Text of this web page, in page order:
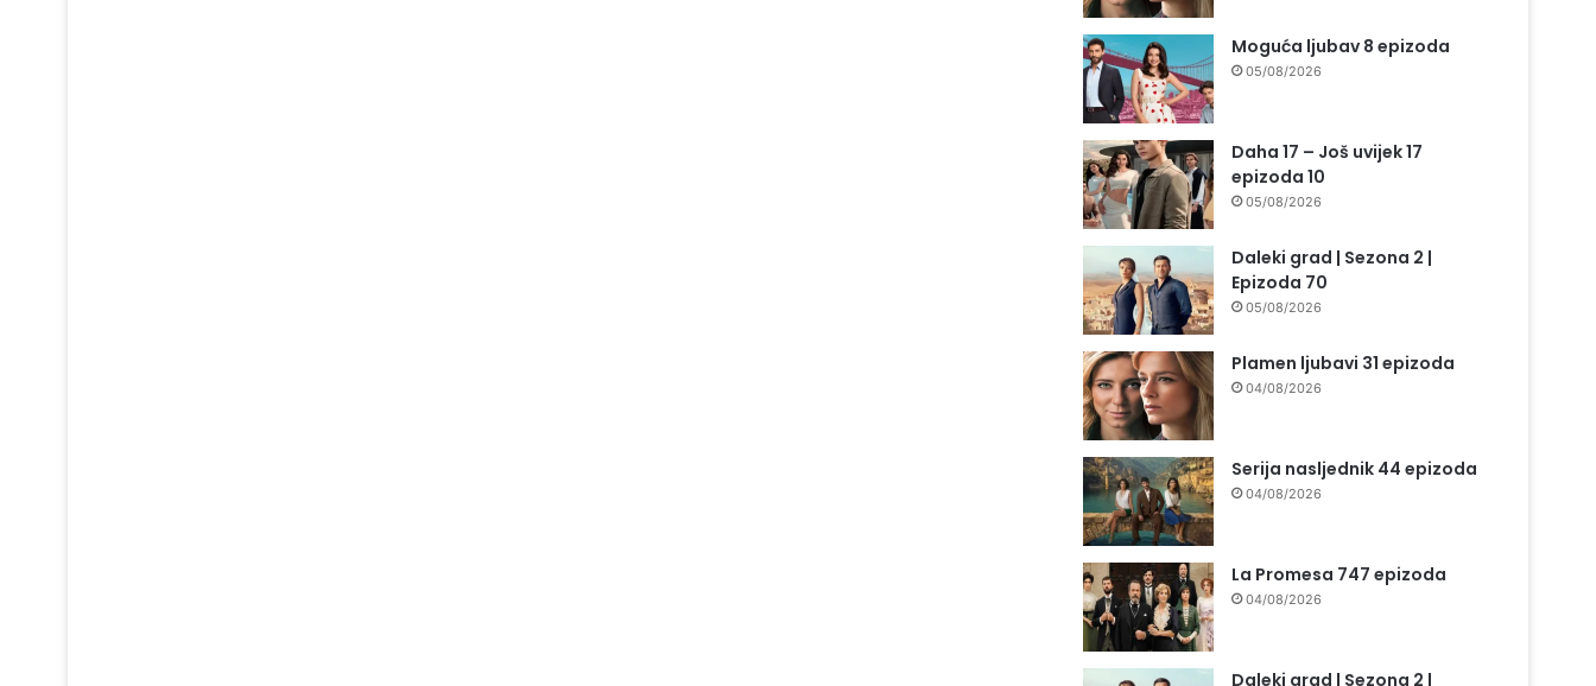
Moguća ljubav 8 epizoda
05/08/2026
Daha 17 – Još uvijek 17
epizoda 10
05/08/2026
Daleki grad | Sezona 2 |
Epizoda 70
05/08/2026
Plamen ljubavi 31 epizoda
04/08/2026
Serija nasljednik 44 epizoda
04/08/2026
La Promesa 747 epizoda
04/08/2026
Daleki grad | Sezona 2 |